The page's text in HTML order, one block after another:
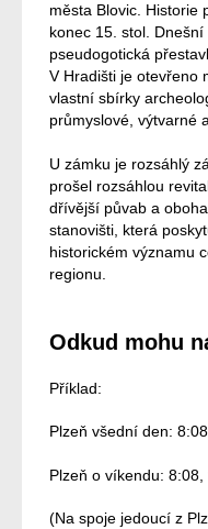
města Blovic. Historie
konec 15. stol.
pseudogotická
V Hradišti je otevřeno
vlastní sbírky
průmyslové, výtvarné
U zámku je rozsáhlý
prošel rozsáhlou
dřívější půvab a
stanovišti, která
historickém významu
regionu.
Odkud mohu
Příklad:
Plzeň všední den:
Plzeň o víkendu:
(Na spoje jedoucí z